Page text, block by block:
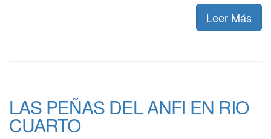
Leer Más
LAS PEÑAS DEL ANFI EN RIO
CUARTO